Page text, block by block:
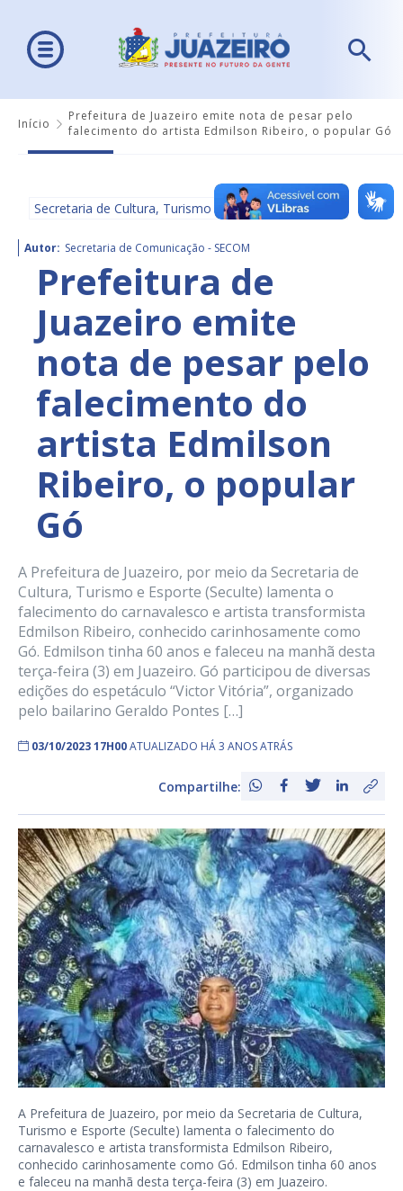
Início
Prefeitura de Juazeiro emite nota de pesar pelo
falecimento do artista Edmilson Ribeiro, o popular Gó
Secretaria de Cultura, Turismo e Esportes - SECULTE
Autor: Secretaria de Comunicação - SECOM
Prefeitura de
Juazeiro emite
nota de pesar pelo
falecimento do
artista Edmilson
Ribeiro, o popular
Gó
A Prefeitura de Juazeiro, por meio da Secretaria de
Cultura, Turismo e Esporte (Seculte) lamenta o
falecimento do carnavalesco e artista transformista
Edmilson Ribeiro, conhecido carinhosamente como
Gó. Edmilson tinha 60 anos e faleceu na manhã desta
terça-feira (3) em Juazeiro. Gó participou de diversas
edições do espetáculo “Victor Vitória”, organizado
pelo bailarino Geraldo Pontes […]
03/10/2023 17H00ATUALIZADO HÁ 3 ANOS ATRÁS
Compartilhe:
A Prefeitura de Juazeiro, por meio da Secretaria de Cultura,
Turismo e Esporte (Seculte) lamenta o falecimento do
carnavalesco e artista transformista Edmilson Ribeiro,
conhecido carinhosamente como Gó. Edmilson tinha 60 anos
e faleceu na manhã desta terça-feira (3) em Juazeiro.